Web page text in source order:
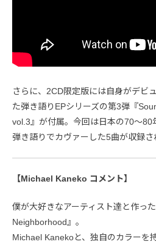
さらに、2CD限定版には自身がデビ
た弾き語りEPシリーズの第3弾『
vol.3』が付属。今回は日本の70〜80
弾き語りでカヴァーした5曲が収録さ
【Michael Kaneko コメント】
僕が大好きなアーティスト達と作っ
Neighborhood』。
Michael Kanekoと、独自のカラーを